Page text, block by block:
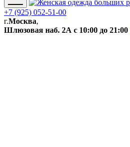
+7 (925) 052-51-00
г.Москва,
Шлюзовая наб. 2А с 10:00 до 21:00